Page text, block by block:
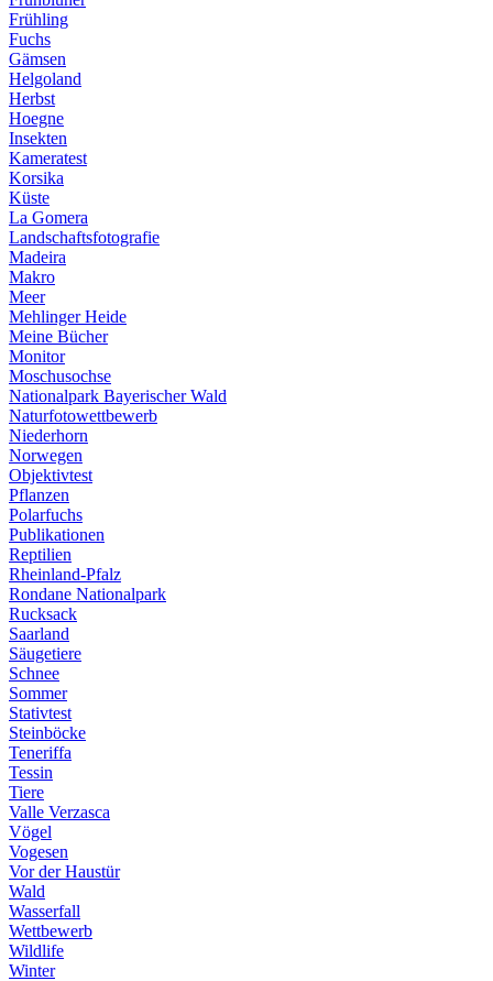
Frühling
Fuchs
Gämsen
Helgoland
Herbst
Hoegne
Insekten
Kameratest
Korsika
Küste
La Gomera
Landschaftsfotografie
Madeira
Makro
Meer
Mehlinger Heide
Meine Bücher
Monitor
Moschusochse
Nationalpark Bayerischer Wald
Naturfotowettbewerb
Niederhorn
Norwegen
Objektivtest
Pflanzen
Polarfuchs
Publikationen
Reptilien
Rheinland-Pfalz
Rondane Nationalpark
Rucksack
Saarland
Säugetiere
Schnee
Sommer
Stativtest
Steinböcke
Teneriffa
Tessin
Tiere
Valle Verzasca
Vögel
Vogesen
Vor der Haustür
Wald
Wasserfall
Wettbewerb
Wildlife
Winter